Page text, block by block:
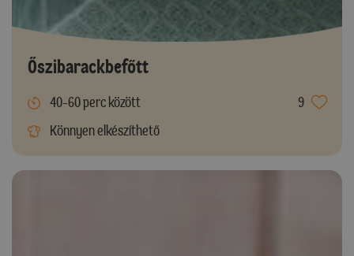
Őszibarackbefőtt
40-60 perc között
9
Könnyen elkészíthető